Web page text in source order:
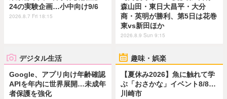
24の実験企画…小中向け9/6
2026.8.7 Fri 18:15
森山田・東日大昌平・大分
商・英明が勝利、第5日は花巻
東vs新田ほか
2026.8.9 Sun 9:15
デジタル生活
Google、アプリ向け年齢確認
APIを年内に世界展開…未成年
者保護を強化
趣味・娯楽
【夏休み2026】魚に触れて学
ぶ「おさかな」イベント8/8…
川崎市